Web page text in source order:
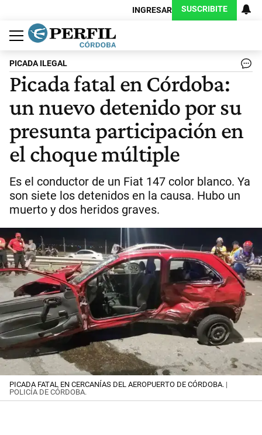
INGRESAR SUSCRIBITE
Política
Economía
Judiciales
Sociedad
Cultura
Espectáculos
Deportes
Protagonistas
PICADA ILEGAL
Picada fatal en Córdoba:
un nuevo detenido por su
presunta participación en
el choque múltiple
Es el conductor de un Fiat 147 color blanco. Ya
son siete los detenidos en la causa. Hubo un
muerto y dos heridos graves.
PICADA FATAL EN CERCANÍAS DEL AEROPUERTO DE CÓRDOBA. |
POLICÍA DE CÓRDOBA.